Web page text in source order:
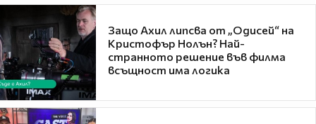
Защо Ахил липсва от „Одисей“ на
Кристофър Нолън? Най-
странното решение във филма
всъщност има логика